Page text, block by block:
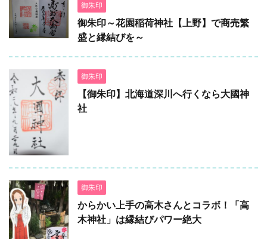
御朱印
御朱印～花園稲荷神社【上野】で商売繁
盛と縁結びを～
御朱印
【御朱印】北海道深川へ行くなら大國神
社
御朱印
からかい上手の高木さんとコラボ！「高
木神社」は縁結びパワー絶大